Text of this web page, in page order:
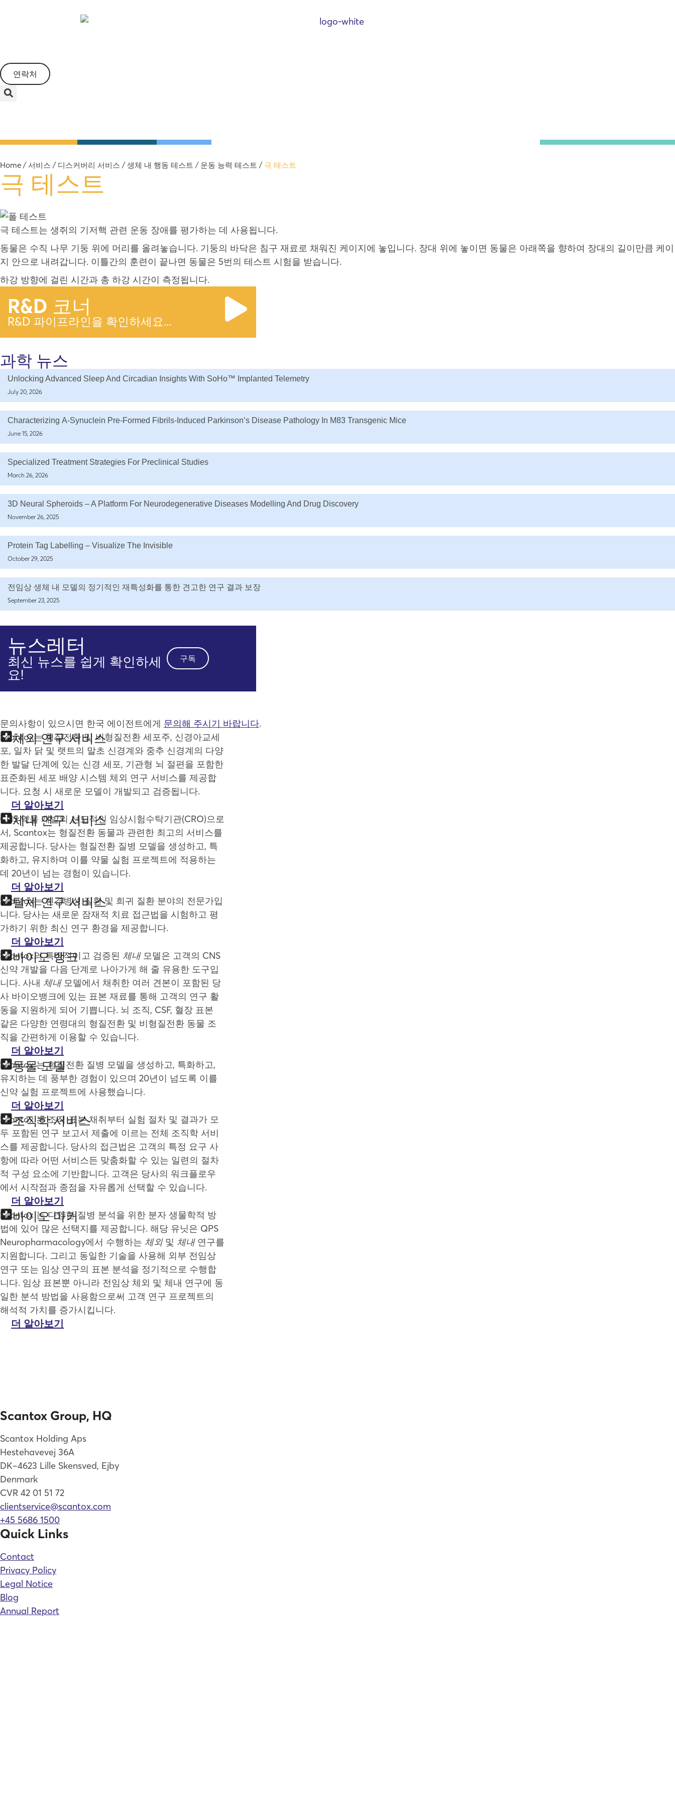
연락처
Home /서비스 / 디스커버리 서비스 /생체 내 행동 테스트 / 운동 능력 테스트 / 극 테스트
극 테스트
극 테스트는 생쥐의 기저핵 관련 운동 장애를 평가하는 데 사용됩니다.
동물은 수직 나무 기둥 위에 머리를 올려놓습니다. 기둥의 바닥은 침구 재료로 채워진 케이지에 놓입니다. 장대 위에 놓이면 동물은 아래쪽을 향하여 장대의 길이만큼 케이
지 안으로 내려갑니다. 이틀간의 훈련이 끝나면 동물은 5번의 테스트 시험을 받습니다.
하강 방향에 걸린 시간과 총 하강 시간이 측정됩니다.
R&D 코너
R&D 파이프라인을 확인하세요...
과학 뉴스
Unlocking Advanced Sleep And Circadian Insights With SoHo™ Implanted Telemetry
July 20, 2026
Characterizing Α-Synuclein Pre-Formed Fibrils-Induced Parkinson’s Disease Pathology In M83 Transgenic Mice
June 15, 2026
Specialized Treatment Strategies For Preclinical Studies
March 26, 2026
3D Neural Spheroids – A Platform For Neurodegenerative Diseases Modelling And Drug Discovery
November 26, 2025
Protein Tag Labelling – Visualize The Invisible
October 29, 2025
전임상 생체 내 모델의 정기적인 재특성화를 통한 견고한 연구 결과 보장
September 23, 2025
뉴스레터
최신 뉴스를 쉽게 확인하세
요!
구독
문의사항이 있으시면 한국 에이전트에게 문의해 주시기 바랍니다.
체외 연구 서비스
Scantox는 형질전환 및 비형질전환 세포주, 신경아교세
포, 일차 닭 및 랫트의 말초 신경계와 중추 신경계의 다양
한 발달 단계에 있는 신경 세포, 기관형 뇌 절편을 포함한
표준화된 세포 배양 시스템 체외 연구 서비스를 제공합
니다. 요청 시 새로운 모델이 개발되고 검증됩니다.
더 알아보기
체내 연구 서비스
CNS 약물 개발의 선도적인 임상시험수탁기관(CRO)으로
서, Scantox는 형질전환 동물과 관련한 최고의 서비스를
제공합니다. 당사는 형질전환 질병 모델을 생성하고, 특
화하고, 유지하며 이를 약물 실험 프로젝트에 적용하는
데 20년이 넘는 경험이 있습니다.
더 알아보기
탈체 연구 서비스
Scantox는 신경병성 질환 및 희귀 질환 분야의 전문가입
니다. 당사는 새로운 잠재적 치료 접근법을 시험하고 평
가하기 위한 최신 연구 환경을 제공합니다.
더 알아보기
바이오 뱅크
Scantox의 특징적이고 검증된 체내모델은 고객의 CNS
신약 개발을 다음 단계로 나아가게 해 줄 유용한 도구입
니다. 사내 체내모델에서 채취한 여러 견본이 포함된 당
사 바이오뱅크에 있는 표본 재료를 통해 고객의 연구 활
동을 지원하게 되어 기쁩니다. 뇌 조직, CSF, 혈장 표본
같은 다양한 연령대의 형질전환 및 비형질전환 동물 조
직을 간편하게 이용할 수 있습니다.
더 알아보기
동물 모델
Scantox 는 형질전환 질병 모델을 생성하고, 특화하고,
유지하는 데 풍부한 경험이 있으며 20년이 넘도록 이를
신약 실험 프로젝트에 사용했습니다.
더 알아보기
조직학 서비스
Scantox 는 조직 표본 채취부터 실험 절차 및 결과가 모
두 포함된 연구 보고서 제출에 이르는 전체 조직학 서비
스를 제공합니다. 당사의 접근법은 고객의 특정 요구 사
항에 따라 어떤 서비스든 맞춤화할 수 있는 일련의 절차
적 구성 요소에 기반합니다. 고객은 당사의 워크플로우
에서 시작점과 종점을 자유롭게 선택할 수 있습니다.
더 알아보기
바이오 마커
Scantox 는 다양한 질병 분석을 위한 분자 생물학적 방
법에 있어 많은 선택지를 제공합니다. 해당 유닛은 QPS
Neuropharmacology에서 수행하는 체외및 체내연구를
지원합니다. 그리고 동일한 기술을 사용해 외부 전임상
연구 또는 임상 연구의 표본 분석을 정기적으로 수행합
니다. 임상 표본뿐 아니라 전임상 체외 및 체내 연구에 동
일한 분석 방법을 사용함으로써 고객 연구 프로젝트의
해석적 가치를 증가시킵니다.
더 알아보기
Scantox Group, HQ
Scantox Holding Aps
Hestehavevej 36A
DK–4623 Lille Skensved, Ejby
Denmark
CVR 42 01 51 72
clientservice@scantox.com
+45 5686 1500
Quick Links
Contact
Privacy Policy
Legal Notice
Blog
Annual Report